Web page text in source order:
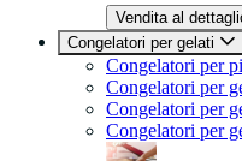
Vendita al
Congelatori per gelati
Congelatori per
Congelatori per
Congelatori per
Congelatori per